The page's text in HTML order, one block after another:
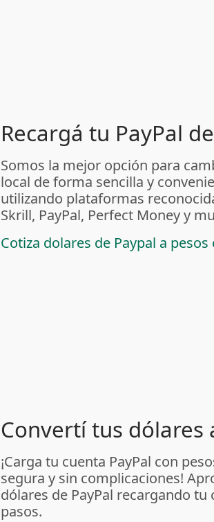
Recargá tu PayPal
Somos la mejor opción para
local de forma sencilla y
utilizando plataformas
Skrill, PayPal, Perfect Money y
Cotiza dolares de Paypal a
Convertí tus dólares
¡Carga tu cuenta PayPal con
segura y sin complicaciones!
dólares de PayPal recargando
pasos.